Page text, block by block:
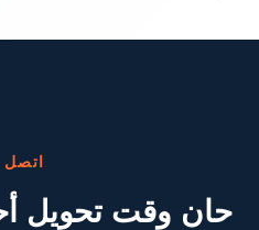
اتصل
حان وقت تحويل